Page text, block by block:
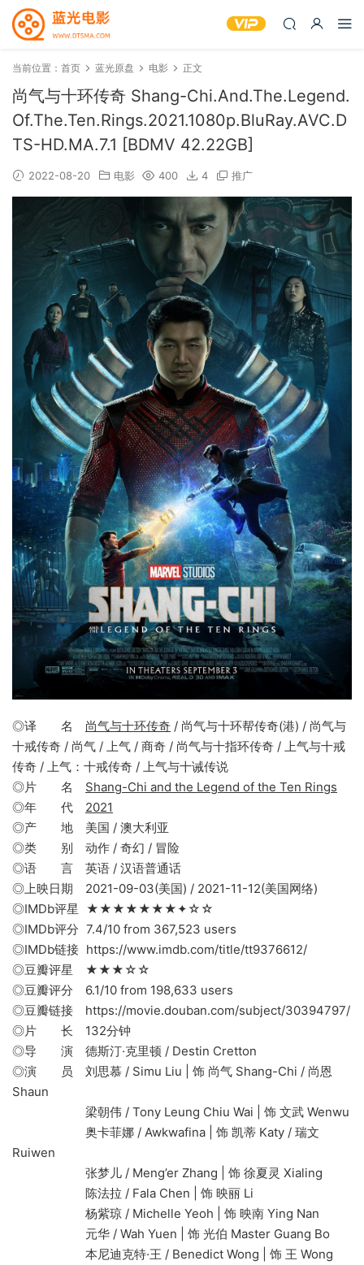
当前位置： 首页 蓝光原盘 电影 正文
尚气与十环传奇 Shang-Chi.And.The.Legend.
Of.The.Ten.Rings.2021.1080p.BluRay.AVC.D
TS-HD.MA.7.1 [BDMV 42.22GB]
2022-08-20 电影 400 4 推广
◎译 名 尚气与十环传奇 / 尚气与十环帮传奇(港) / 尚气与
十戒传奇 / 尚气 / 上气 / 商奇 / 尚气与十指环传奇 / 上气与十戒
传奇 / 上气：十戒传奇 / 上气与十诫传说
◎片 名 Shang-Chi and the Legend of the Ten Rings
◎年 代 2021
◎产 地 美国 / 澳大利亚
◎类 别 动作 / 奇幻 / 冒险
◎语 言 英语 / 汉语普通话
◎上映日期 2021-09-03(美国) / 2021-11-12(美国网络)
◎IMDb评星 ★★★★★★★✦☆☆
◎IMDb评分 7.4/10 from 367,523 users
◎IMDb链接 https://www.imdb.com/title/tt9376612/
◎豆瓣评星 ★★★☆☆
◎豆瓣评分 6.1/10 from 198,633 users
◎豆瓣链接 https://movie.douban.com/subject/30394797/
◎片 长 132分钟
◎导 演 德斯汀·克里顿 / Destin Cretton
◎演 员 刘思慕 / Simu Liu | 饰 尚气 Shang-Chi / 尚恩
Shaun
梁朝伟 / Tony Leung Chiu Wai | 饰 文武 Wenwu
奥卡菲娜 / Awkwafina | 饰 凯蒂 Katy / 瑞文
Ruiwen
张梦儿 / Meng’er Zhang | 饰 徐夏灵 Xialing
陈法拉 / Fala Chen | 饰 映丽 Li
杨紫琼 / Michelle Yeoh | 饰 映南 Ying Nan
元华 / Wah Yuen | 饰 光伯 Master Guang Bo
本尼迪克特·王 / Benedict Wong | 饰 王 Wong